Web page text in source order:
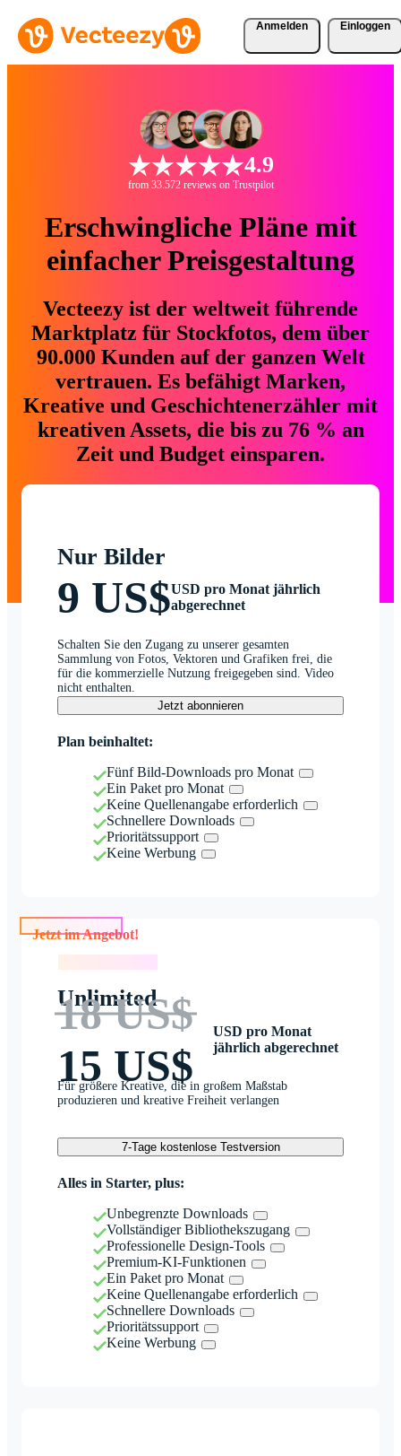
Anmelden Einloggen
4.9
from 33.572 reviews on Trustpilot
Erschwingliche Pläne mit
einfacher Preisgestaltung
Vecteezy ist der weltweit führende
Marktplatz für Stockfotos, dem über
90.000 Kunden auf der ganzen Welt
vertrauen. Es befähigt Marken,
Kreative und Geschichtenerzähler mit
kreativen Assets, die bis zu 76 % an
Zeit und Budget einsparen.
Nur Bilder
9 US$USD pro Monat jährlich
abgerechnet
Schalten Sie den Zugang zu unserer gesamten
Sammlung von Fotos, Vektoren und Grafiken frei, die
für die kommerzielle Nutzung freigegeben sind. Video
nicht enthalten.
Jetzt abonnieren
Plan beinhaltet:
Fünf Bild-Downloads pro Monat
Ein Paket pro Monat
Keine Quellenangabe erforderlich
Schnellere Downloads
Prioritätssupport
Keine Werbung
Jetzt im Angebot!
Unlimited
18 US$
15 US$
USD pro Monat
jährlich abgerechnet
Für größere Kreative, die in großem Maßstab
produzieren und kreative Freiheit verlangen
7-Tage kostenlose Testversion
Alles in Starter, plus:
Unbegrenzte Downloads
Vollständiger Bibliothekszugang
Professionelle Design-Tools
Premium-KI-Funktionen
Ein Paket pro Monat
Keine Quellenangabe erforderlich
Schnellere Downloads
Prioritätssupport
Keine Werbung